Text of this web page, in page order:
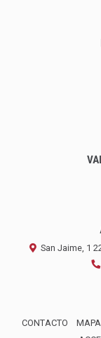
San Jaime, 1
CONTACTO